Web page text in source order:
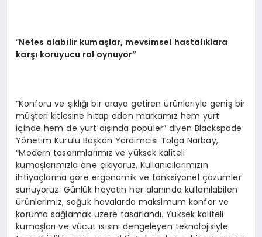
“Nefes alabilir kumaşlar, mevsimsel hastalıklara
karşı koruyucu rol oynuyor”
“Konforu ve şıklığı bir araya getiren ürünleriyle geniş bir
müşteri kitlesine hitap eden markamız hem yurt
içinde hem de yurt dışında popüler” diyen Blackspade
Yönetim Kurulu Başkan Yardımcısı Tolga Narbay,
“Modern tasarımlarımız ve yüksek kaliteli
kumaşlarımızla öne çıkıyoruz. Kullanıcılarımızın
ihtiyaçlarına göre ergonomik ve fonksiyonel çözümler
sunuyoruz. Günlük hayatın her alanında kullanılabilen
ürünlerimiz, soğuk havalarda maksimum konfor ve
koruma sağlamak üzere tasarlandı. Yüksek kaliteli
kumaşları ve vücut ısısını dengeleyen teknolojisiyle